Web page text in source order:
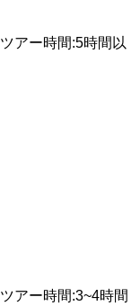
ツアー時間:5時間以
ツアー時間:3~4時間